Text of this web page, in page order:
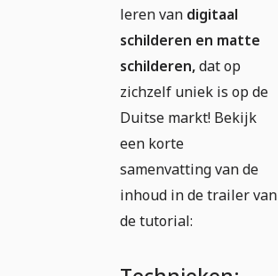
leren van digitaal
schilderen en matte
schilderen,dat op
zichzelf uniek is op de
Duitse markt! Bekijk
een korte
samenvatting van de
inhoud in de trailer van
de tutorial: